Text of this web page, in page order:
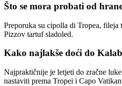
Što se mora probati od
Preporuka su cipolla di Tropea, fileja
Pizzov tartuf sladoled.
Kako najlakše doći do
Najpraktičnije je letjeti do zračne
nastaviti prema Tropei i Capo